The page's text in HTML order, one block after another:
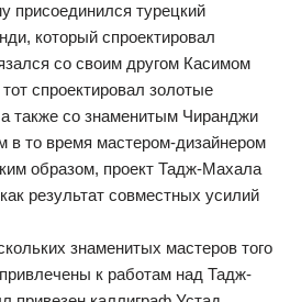
присоединился турецкий
который спроектировал
со своим другом Касимом
спроектировал золотые
также со знаменитым Чиранджи
в то время мастером-дизайнером
образом, проект Тадж-Махала
результат совместных усилий
знаменитых мастеров того
к работам над Тадж-